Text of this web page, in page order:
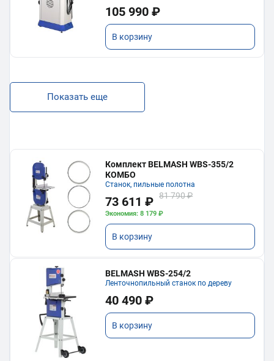
105 990 ₽
В корзину
Показать еще
Комплект BELMASH WBS-355/2
КОМБО
Станок, пильные полотна
73 611 ₽ 81 790 ₽
Экономия: 8 179 ₽
В корзину
BELMASH WBS-254/2
Ленточнопильный станок по дереву
40 490 ₽
В корзину